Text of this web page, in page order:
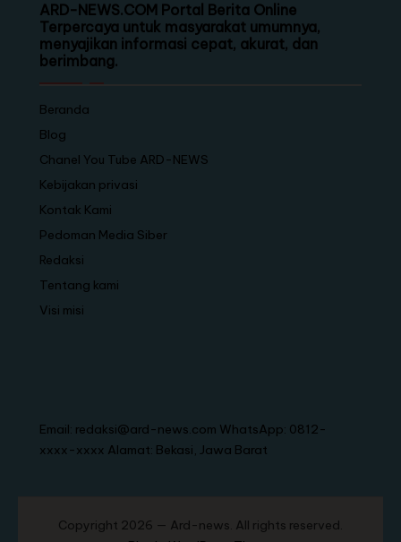
ARD-NEWS.COM Portal Berita Online
Terpercaya untuk masyarakat umumnya,
menyajikan informasi cepat, akurat, dan
berimbang.
Beranda
Blog
Chanel You Tube ARD-NEWS
Kebijakan privasi
Kontak Kami
Pedoman Media Siber
Redaksi
Tentang kami
Visi misi
Email: redaksi@ard-news.com WhatsApp: 0812-
xxxx-xxxx Alamat: Bekasi, Jawa Barat
Copyright 2026 — Ard-news. All rights reserved.